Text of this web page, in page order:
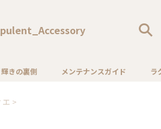
輝きの裏側 メンテナンスガイド ラ
エ >